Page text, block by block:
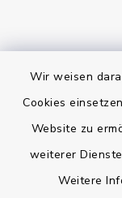
Wir weisen
Cookies
Website zu
weiterer
Weitere